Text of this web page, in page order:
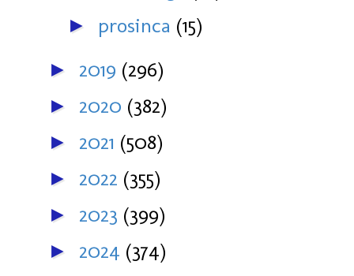
► prosinca (15)
► 2019 (296)
► 2020 (382)
► 2021 (508)
► 2022 (355)
► 2023 (399)
► 2024 (374)